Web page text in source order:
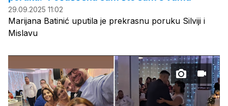
29.09.2025 11:02
Marijana Batinić uputila je prekrasnu poruku Silviji i
Mislavu